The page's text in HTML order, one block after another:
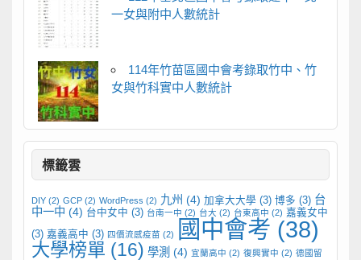
一女與附中人數統計
114年竹苗區國中會考錄取竹中、竹
女與竹科實中人數統計
標籤雲
DIY(2) GCP(2) WordPress (2) 九州 (4) 加拿大大學 (3) 博多 (3) 台
中一中 (4) 台中女中 (3) 台南一中 (2) 台大 (2) 台東高中 (2) 嘉義女中
(3) 嘉義高中 (3) 四價流感疫苗 (2) 國中會考 (38)
大學榜單 (16) 學測 (4) 宜蘭高中 (2) 復興實中 (2) 德國留